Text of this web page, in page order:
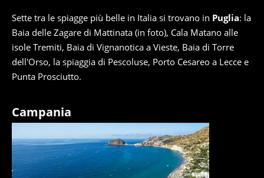
Sette tra le spiagge più belle in Italia si trovano in Puglia: la
Baia delle Zagare di Mattinata (in foto), Cala Matano alle
isole Tremiti, Baia di Vignanotica a Vieste, Baia di Torre
dell'Orso, la spiaggia di Pescoluse, Porto Cesareo a Lecce e
Punta Prosciutto.
Campania